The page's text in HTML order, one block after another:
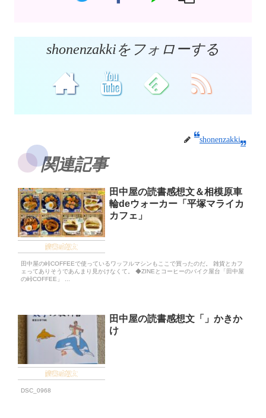
shonenzakkiをフォローする
shonenzakki
関連記事
読書感想文
田中屋の読書感想文＆相模原車
輪deウォーカー「平塚マライカ
カフェ」
田中屋の峠COFFEEで使っているワッフルマシンもここで買ったのだ。 雑貨とカフ
ェってありそうであんまり見かけなくて。 ◆ZINEとコーヒーのバイク屋台「田中屋
の峠COFFEE」 ...
読書感想文
田中屋の読書感想文「」かきか
け
DSC_0968